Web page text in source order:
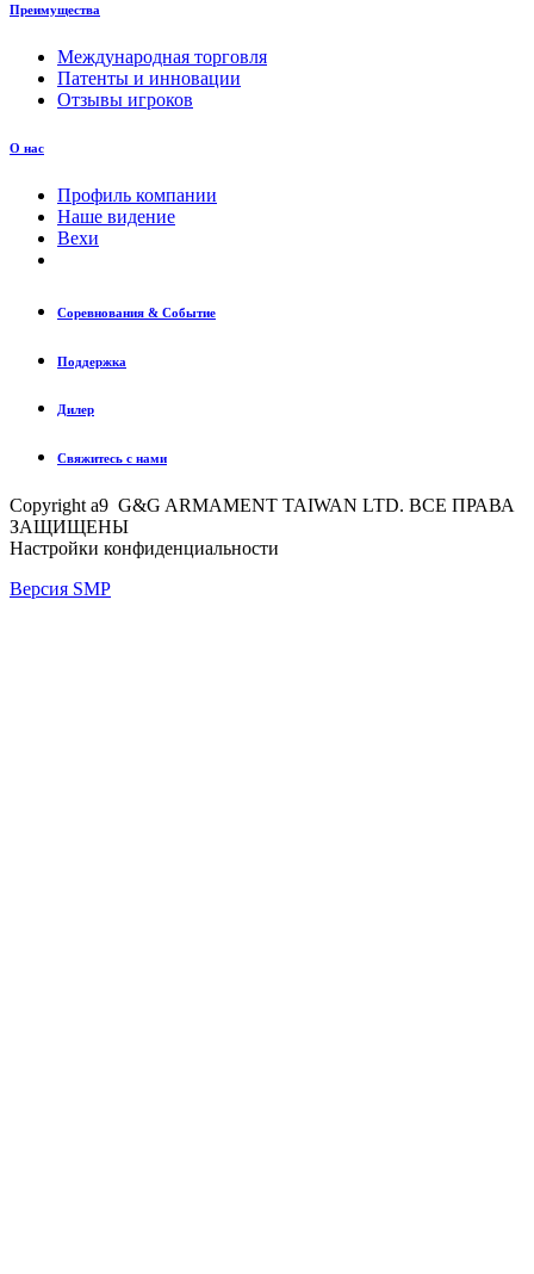
Преимущества
Международная торговля
Патенты и инновации
Отзывы игроков
О нас
Профиль компании
Наше видение
Вехи
Соревнования & Событие
Поддержка
Дилер
Свяжитесь с нами
Copyright a9 G&G ARMAMENT TAIWAN LTD. ВСЕ ПРАВА
ЗАЩИЩЕНЫ
Настройки конфиденциальности
Версия SMP